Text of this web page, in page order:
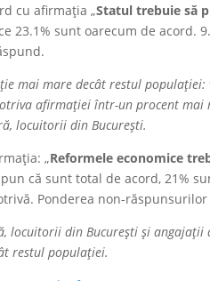
cu afirmația „Statul trebuie să
23.1% sunt oarecum de acord.
mai mare decât restul populației:
afirmației într-un procent mai
locuitorii din București.
„Reformele economice
că sunt total de acord, 21%
Ponderea non-răspunsurilor
locuitorii din București și
restul populației.